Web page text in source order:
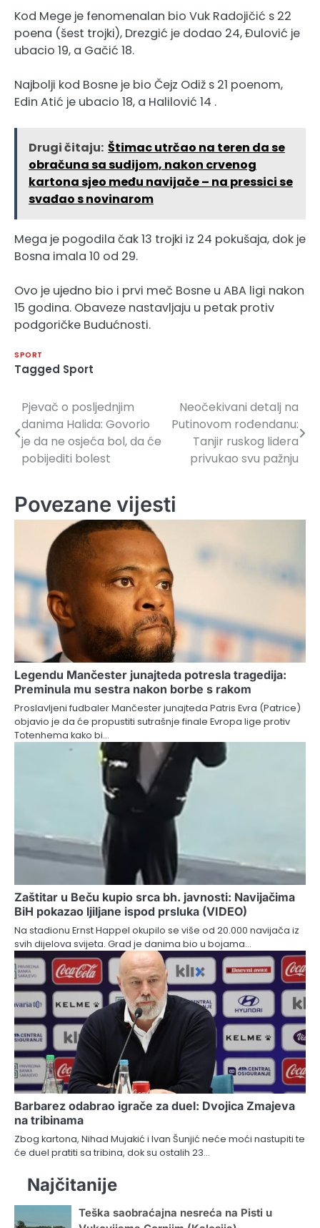
Kod Mege je fenomenalan bio Vuk Radojičić s 22
poena (šest trojki), Drezgić je dodao 24, Đulović je
ubacio 19, a Gačić 18.
Najbolji kod Bosne je bio Čejz Odiž s 21 poenom,
Edin Atić je ubacio 18, a Halilović 14 .
Drugi čitaju: Štimac utrčao na teren da se
obračuna sa sudijom, nakon crvenog
kartona sjeo među navijače – na pressici se
svađao s novinarom
Mega je pogodila čak 13 trojki iz 24 pokušaja, dok je
Bosna imala 10 od 29.
Ovo je ujedno bio i prvi meč Bosne u ABA ligi nakon
15 godina. Obaveze nastavljaju u petak protiv
podgoričke Budućnosti.
SPORT
Tagged Sport
Navigacija
članaka
Pjevač o posljednjim
danima Halida: Govorio
je da ne osjeća bol, da će
pobijediti bolest
Neočekivani detalj na
Putinovom rođendanu:
Tanjir ruskog lidera
privukao svu pažnju
Povezane vijesti
Legendu Mančester junajteda potresla tragedija:
Preminula mu sestra nakon borbe s rakom
Proslavljeni fudbaler Mančester junajteda Patris Evra (Patrice)
objavio je da će propustiti sutrašnje finale Evropa lige protiv
Totenhema kako bi…
Zaštitar u Beču kupio srca bh. javnosti: Navijačima
BiH pokazao ljiljane ispod prsluka (VIDEO)
Na stadionu Ernst Happel okupilo se više od 20.000 navijača iz
svih dijelova svijeta. Grad je danima bio u bojama…
Barbarez odabrao igrače za duel: Dvojica Zmajeva
na tribinama
Zbog kartona, Nihad Mujakić i Ivan Šunjić neće moći nastupiti te
će duel pratiti sa tribina, dok su ostalih 23…
Najčitanije
Teška saobraćajna nesreća na Pisti u